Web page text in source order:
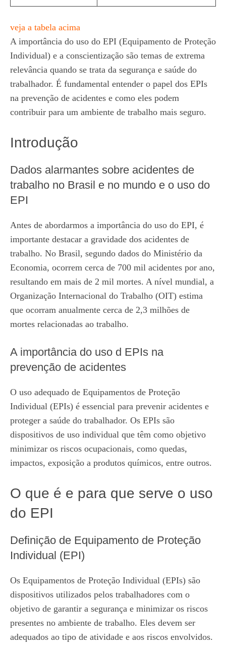
veja a tabela acima
A importância do uso do EPI (Equipamento de Proteção
Individual) e a conscientização são temas de extrema
relevância quando se trata da segurança e saúde do
trabalhador. É fundamental entender o papel dos EPIs
na prevenção de acidentes e como eles podem
contribuir para um ambiente de trabalho mais seguro.
Introdução
Dados alarmantes sobre acidentes de
trabalho no Brasil e no mundo e o uso do
EPI
Antes de abordarmos a importância do uso do EPI, é
importante destacar a gravidade dos acidentes de
trabalho. No Brasil, segundo dados do Ministério da
Economia, ocorrem cerca de 700 mil acidentes por ano,
resultando em mais de 2 mil mortes. A nível mundial, a
Organização Internacional do Trabalho (OIT) estima
que ocorram anualmente cerca de 2,3 milhões de
mortes relacionadas ao trabalho.
A importância do uso d EPIs na
prevenção de acidentes
O uso adequado de Equipamentos de Proteção
Individual (EPIs) é essencial para prevenir acidentes e
proteger a saúde do trabalhador. Os EPIs são
dispositivos de uso individual que têm como objetivo
minimizar os riscos ocupacionais, como quedas,
impactos, exposição a produtos químicos, entre outros.
O que é e para que serve o uso
do EPI
Definição de Equipamento de Proteção
Individual (EPI)
Os Equipamentos de Proteção Individual (EPIs) são
dispositivos utilizados pelos trabalhadores com o
objetivo de garantir a segurança e minimizar os riscos
presentes no ambiente de trabalho. Eles devem ser
adequados ao tipo de atividade e aos riscos envolvidos.